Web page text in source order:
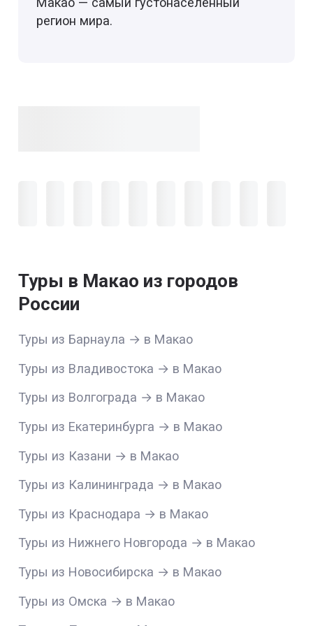
регион мира.
Туры в Макао из городов
России
Туры из Барнаула → в Макао
Туры из Владивостока → в Макао
Туры из Волгограда → в Макао
Туры из Екатеринбурга → в Макао
Туры из Казани → в Макао
Туры из Калининграда → в Макао
Туры из Краснодара → в Макао
Туры из Нижнего Новгорода → в Макао
Туры из Новосибирска → в Макао
Туры из Омска → в Макао